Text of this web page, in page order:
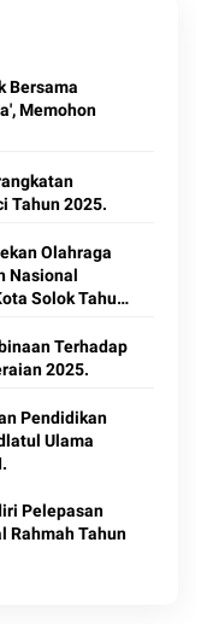
Bersama
Memohon
Tahun 2025.
Olahraga
Nasional
Solok Tahun
Terhadap
2025.
Pendidikan
Ulama
Pelepasan
Rahmah Tahun